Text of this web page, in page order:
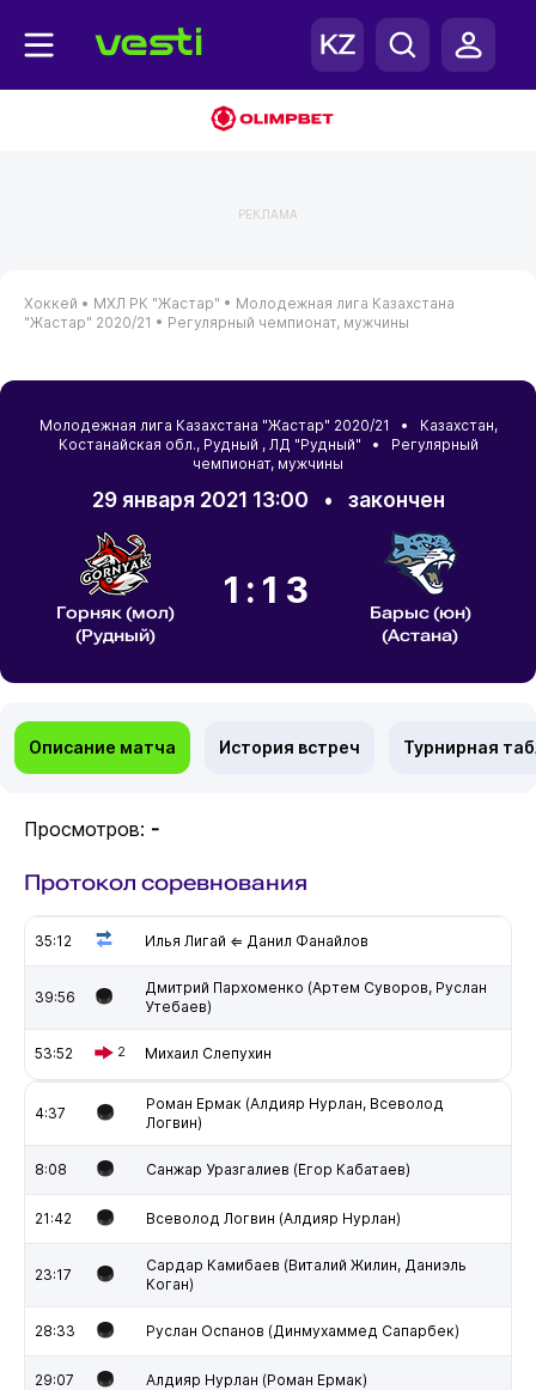
РЕКЛАМА
Хоккей • МХЛ РК "Жастар" • Молодежная лига Казахстана
"Жастар" 2020/21 • Регулярный чемпионат, мужчины
Молодежная лига Казахстана "Жастар" 2020/21 • Казахстан,
Костанайская обл., Рудный , ЛД "Рудный" • Регулярный
чемпионат, мужчины
29 января 2021 13:00 • закончен
Горняк (мол)
(Рудный)
1:13
Барыс (юн)
(Астана)
Описание матча История встреч Турнирная
Просмотров: -
Протокол соревнования
35:12 Илья Лигай ⇐ Данил Фанайлов
39:56
Дмитрий Пархоменко (Артем Суворов, Руслан
Утебаев)
53:52 2 Михаил Слепухин
4:37
Роман Ермак (Алдияр Нурлан, Всеволод
Логвин)
8:08 Санжар Уразгалиев (Егор Кабатаев)
21:42 Всеволод Логвин (Алдияр Нурлан)
23:17
Сардар Камибаев (Виталий Жилин, Даниэль
Коган)
28:33 Руслан Оспанов (Динмухаммед Сапарбек)
29:07 Алдияр Нурлан (Роман Ермак)